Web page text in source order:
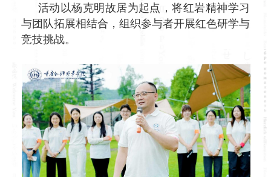
活动以杨克明故居为起点，将红岩精神学习
与团队拓展相结合，组织参与者开展红色研学与
竞技挑战。